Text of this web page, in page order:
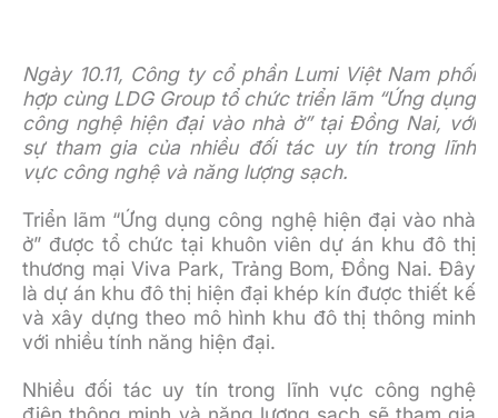
Ngày 10.11, Công ty cổ phần Lumi Việt Nam phối
hợp cùng LDG Group tổ chức triển lãm “Ứng dụng
công nghệ hiện đại vào nhà ở” tại Đồng Nai, với
sự tham gia của nhiều đối tác uy tín trong lĩnh
vực công nghệ và năng lượng sạch.
Triển lãm “Ứng dụng công nghệ hiện đại vào nhà
ở” được tổ chức tại khuôn viên dự án khu đô thị
thương mại Viva Park, Trảng Bom, Đồng Nai. Đây
là dự án khu đô thị hiện đại khép kín được thiết kế
và xây dựng theo mô hình khu đô thị thông minh
với nhiều tính năng hiện đại.
Nhiều đối tác uy tín trong lĩnh vực công nghệ